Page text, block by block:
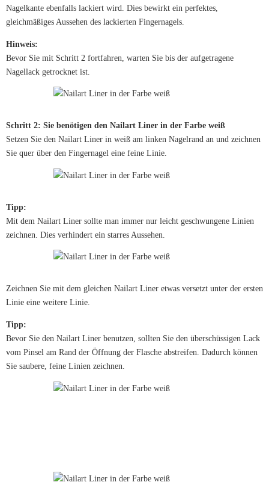
Nagelkante ebenfalls lackiert wird. Dies bewirkt ein perfektes,
gleichmäßiges Aussehen des lackierten Fingernagels.
Hinweis:
Bevor Sie mit Schritt 2 fortfahren, warten Sie bis der aufgetragene
Nagellack getrocknet ist.
Schritt 2: Sie benötigen den Nailart Liner in der Farbe weiß
Setzen Sie den Nailart Liner in weiß am linken Nagelrand an und zeichnen
Sie quer über den Fingernagel eine feine Linie.
Tipp:
Mit dem Nailart Liner sollte man immer nur leicht geschwungene Linien
zeichnen. Dies verhindert ein starres Aussehen.
Zeichnen Sie mit dem gleichen Nailart Liner etwas versetzt unter der ersten
Linie eine weitere Linie.
Tipp:
Bevor Sie den Nailart Liner benutzen, sollten Sie den überschüssigen Lack
vom Pinsel am Rand der Öffnung der Flasche abstreifen. Dadurch können
Sie saubere, feine Linien zeichnen.